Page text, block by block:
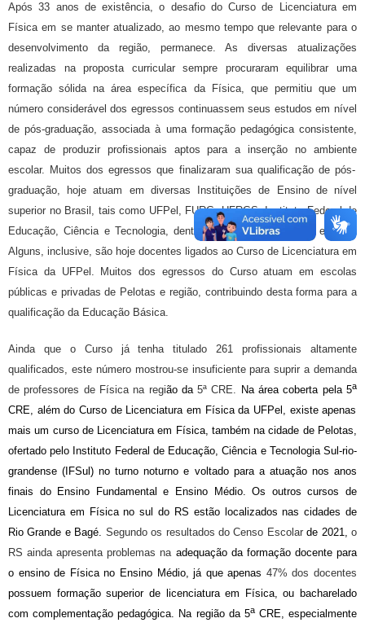
Após 33 anos de existência, o desafio do Curso de Licenciatura em
Física em se manter atualizado,ao mesmo tempo querelevante para o
desenvolvimento da região, permanece. As diversas atualizações
realizadas na proposta curricular sempre procuraram equilibrar uma
formação sólida na área específica da Física, que permitiu que um
número considerável dos egressos continuassem seus estudos em nível
depós-graduação,associada à uma formação pedagógica consistente,
capaz de produzir profissionais aptos para a inserção no ambiente
escolar. Muitos dos egressos que finalizaram sua qualificação de pós-
graduação, hoje atuam em diversas Instituições de Ensino de nível
superior no Brasil, tais como UFPel, FURG, UFRGS, Instituto Federal de
Educação, Ciência e Tecnologia, dentre outras, bem como no exterior.
Alguns, inclusive, são hoje docentes ligados ao Curso de Licenciatura em
Física da UFPel.
Muitosdos egressos do Curso atuam em escolas
públicas e privadas de Pelotas e região, contribuindo desta forma para a
qualificação da Educação Básica.
Ainda que o Curso já tenha titulado 261 profissionais altamente
qualificados, este número mostrou-se insuficiente para suprir a demanda
deprofessores de Físicana região da5ª CRE. Naárea coberta pela5a
CRE, além do Curso de Licenciatura em Física da UFPel , existe apenas
mais um curso de Licenciatura em Física, também na cidade de Pelotas,
ofertado pelo Instituto Federal de Educação, Ciência e Tecnologia Sul-rio-
grandense (IFSul) no turno noturno e voltado para a atuação nos anos
finais do Ensino Fundamental e Ensino Médio. Os outros cursos de
Licenciatura em Física no sul do RS estão localizados nas cidades de
Rio Grande e Bagé. Segundo os resultados do Censo Escolarde 2021,o
RS ainda apresenta problemas na adequação da formação docente para
o ensino de Física no Ensino Médio, já que apenas 47% dos docentes
possuem formação superior de licenciatura em Física, ou bacharelado
com complementação pedagógica. Na região da 5aCRE, especialmente